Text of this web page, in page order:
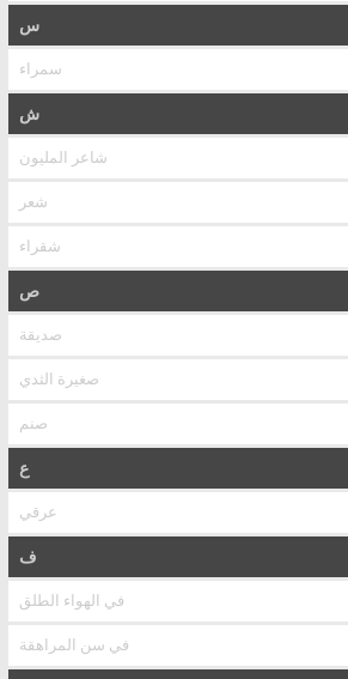
س
سمراء
ش
شاعر المليون
شعر
شقراء
ص
صديقة
صغيرة الثدي
صنم
ع
عرقي
ف
في الهواء الطلق
في سن المراهقة